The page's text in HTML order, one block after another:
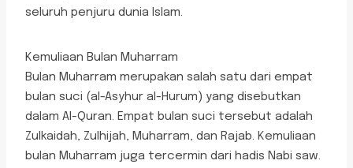
seluruh penjuru dunia Islam.
Kemuliaan Bulan Muharram
Bulan Muharram merupakan salah satu dari empat
bulan suci (al-Asyhur al-Hurum) yang disebutkan
dalam Al-Quran. Empat bulan suci tersebut adalah
Zulkaidah, Zulhijah, Muharram, dan Rajab. Kemuliaan
bulan Muharram juga tercermin dari hadis Nabi saw.